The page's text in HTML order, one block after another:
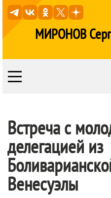
МИРОНОВ
Встреча с
делегацией из
Венесуэлы